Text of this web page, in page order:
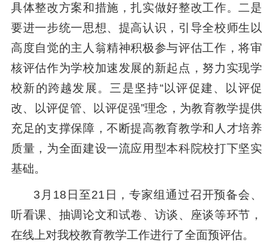
具体整改方案和措施，扎实做好整改工作。二是
要进一步统一思想、提高认识，引导全校师生以
高度自觉的主人翁精神积极参与评估工作，将审
核评估作为学校加速发展的新起点，努力实现学
校新的跨越发展。三是坚持“以评促建、以评促
改、以评促管、以评促强”理念，为教育教学提供
充足的支撑保障，不断提高教育教学和人才培养
质量，为全面建设一流应用型本科院校打下坚实
基础。
3月18日至21日，专家组通过召开预备会、
听看课、抽调论文和试卷、访谈、座谈等环节，
在线上对我校教育教学工作进行了全面预评估。